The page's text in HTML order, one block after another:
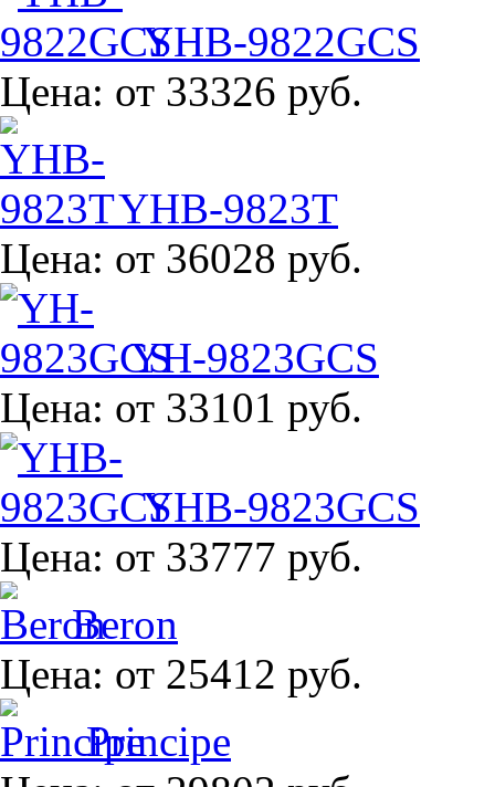
YHB-9822GCS
Цена: от 33326 руб.
YHB-9823T
Цена: от 36028 руб.
YH-9823GCS
Цена: от 33101 руб.
YHB-9823GCS
Цена: от 33777 руб.
Beron
Цена: от 25412 руб.
Principe